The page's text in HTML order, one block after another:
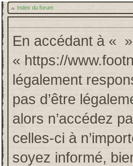
Index du forum
En accédant à «
« https://
légalement
pas d’être
alors n’accédez
celles-ci à
soyez informé,